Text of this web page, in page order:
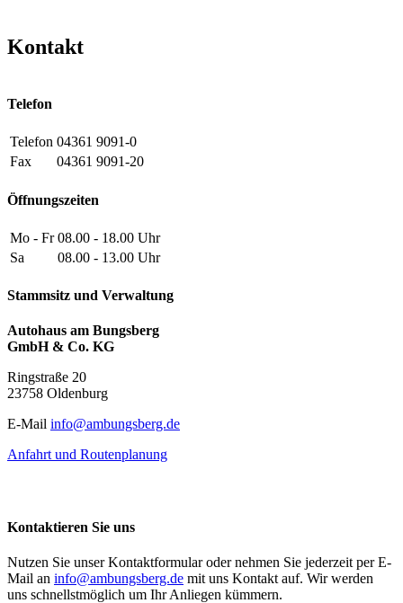
Kontakt
Telefon
Telefon 04361 9091-0
Fax
04361 9091-20
Öffnungszeiten
Mo - Fr 08.00 - 18.00 Uhr
Sa
08.00 - 13.00 Uhr
Stammsitz und Verwaltung
Autohaus am Bungsberg
GmbH & Co. KG
Ringstraße 20
23758 Oldenburg
E-Mail info@ambungsberg.de
Anfahrt und Routenplanung
Kontaktieren Sie uns
Nutzen Sie unser Kontaktformular oder nehmen Sie jederzeit per E-
Mail an info@ambungsberg.de mit uns Kontakt auf. Wir werden
uns schnellstmöglich um Ihr Anliegen kümmern.